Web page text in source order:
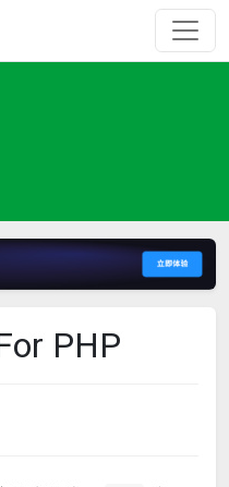
PHP